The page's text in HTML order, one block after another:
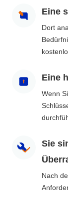
Eine
Dort
Eine
Wenn
Sie
Nach